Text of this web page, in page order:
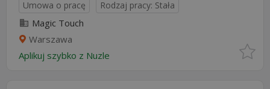
Umowa o pracę Rodzaj pracy: Stała
Magic Touch
Warszawa
Aplikuj szybko z Nuzle